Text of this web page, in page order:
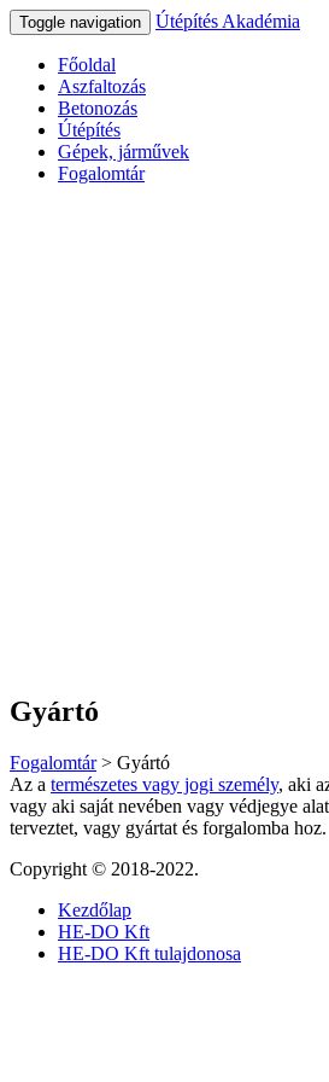
Toggle navigation Útépítés Akadémia
Főoldal
Aszfaltozás
Betonozás
Útépítés
Gépek, járművek
Fogalomtár
Gyártó
Fogalomtár> Gyártó
Az a természetes vagy jogi személy, aki
vagy aki saját nevében vagy védjegye
terveztet, vagy gyártat és forgalomba hoz.
Copyright © 2018-2022.
Kezdőlap
HE-DO Kft
HE-DO Kft tulajdonosa